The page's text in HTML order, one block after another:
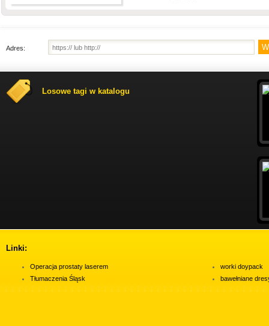
Adres:
Losowe tagi w katalogu
Linki:
Operacja prostaty laserem
Tłumaczenia Śląsk
worki doypack
bawełniane